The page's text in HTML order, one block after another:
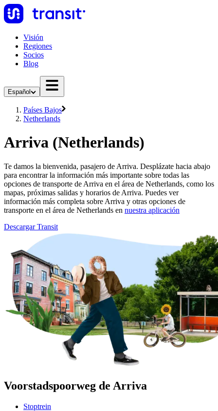
Visión
Regiones
Socios
Blog
Español
Países Bajos
Netherlands
Arriva (Netherlands)
Te damos la bienvenida, pasajero de Arriva. Desplázate hacia abajo
para encontrar la información más importante sobre todas las
opciones de transporte de Arriva en el área de Netherlands, como los
mapas, próximas salidas y horarios de Arriva. Puedes ver
información más completa sobre Arriva y otras opciones de
transporte en el área de Netherlands en nuestra aplicación
Descargar Transit
Voorstadspoorweg de Arriva
Stoptrein